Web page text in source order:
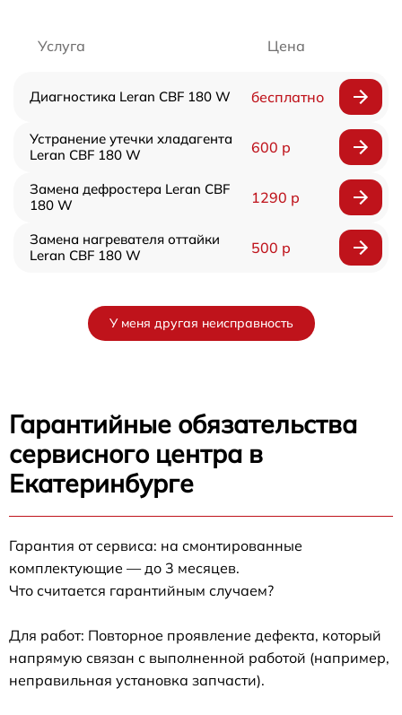
Услуга Цена
Диагностика Leran CBF 180 W бесплатно
Устранение утечки хладагента
Leran CBF 180 W
600 р
Замена дефростера Leran CBF
180 W
1290 р
Замена нагревателя оттайки
Leran CBF 180 W
500 р
У меня другая неисправность
Гарантийные обязательства
сервисного центра в
Екатеринбурге
Гарантия от сервиса: на смонтированные
комплектующие — до 3 месяцев.
Что считается гарантийным случаем?
Для работ: Повторное проявление дефекта, который
напрямую связан с выполненной работой (например,
неправильная установка запчасти).